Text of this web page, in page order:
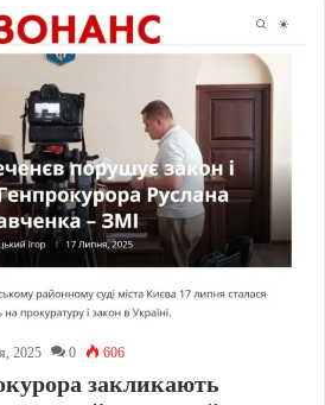
2025 0 606
закликають